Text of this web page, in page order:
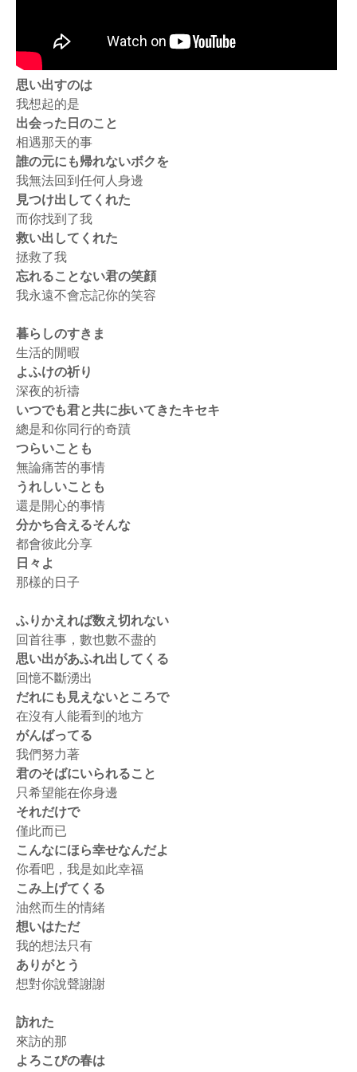
思い出すのは
我想起的是
出会った日のこと
相遇那天的事
誰の元にも帰れないボクを
我無法回到任何人身邊
見つけ出してくれた
而你找到了我
救い出してくれた
拯救了我
忘れることない君の笑顔
我永遠不會忘記你的笑容
暮らしのすきま
生活的閒暇
よふけの祈り
深夜的祈禱
いつでも君と共に歩いてきたキセキ
總是和你同行的奇蹟
つらいことも
無論痛苦的事情
うれしいことも
還是開心的事情
分かち合えるそんな
都會彼此分享
日々よ
那樣的日子
ふりかえれば数え切れない
回首往事，數也數不盡的
思い出があふれ出してくる
回憶不斷湧出
だれにも見えないところで
在沒有人能看到的地方
がんばってる
我們努力著
君のそばにいられること
只希望能在你身邊
それだけで
僅此而已
こんなにほら幸せなんだよ
你看吧，我是如此幸福
こみ上げてくる
油然而生的情緒
想いはただ
我的想法只有
ありがとう
想對你說聲謝謝
訪れた
來訪的那
よろこびの春は